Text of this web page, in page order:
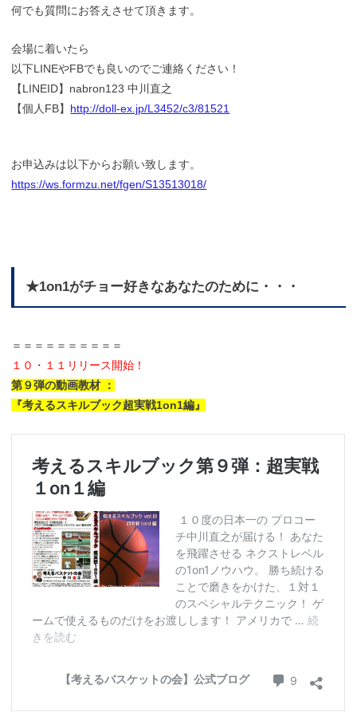
何でも質問にお答えさせて頂きます。
会場に着いたら
以下LINEやFBでも良いのでご連絡ください！
【LINEID】nabron123 中川直之
【個人FB】 http://doll-ex.jp/L3452/c3/81521
お申込みは以下からお願い致します。
https://ws.formzu.net/fgen/S13513018/
★1on1がチョー好きなあなたのために・・・
＝＝＝＝＝＝＝＝＝＝
１０・１１リリース開始！
第９弾の動画教材 ：
『考えるスキルブック超実戦1on1編』